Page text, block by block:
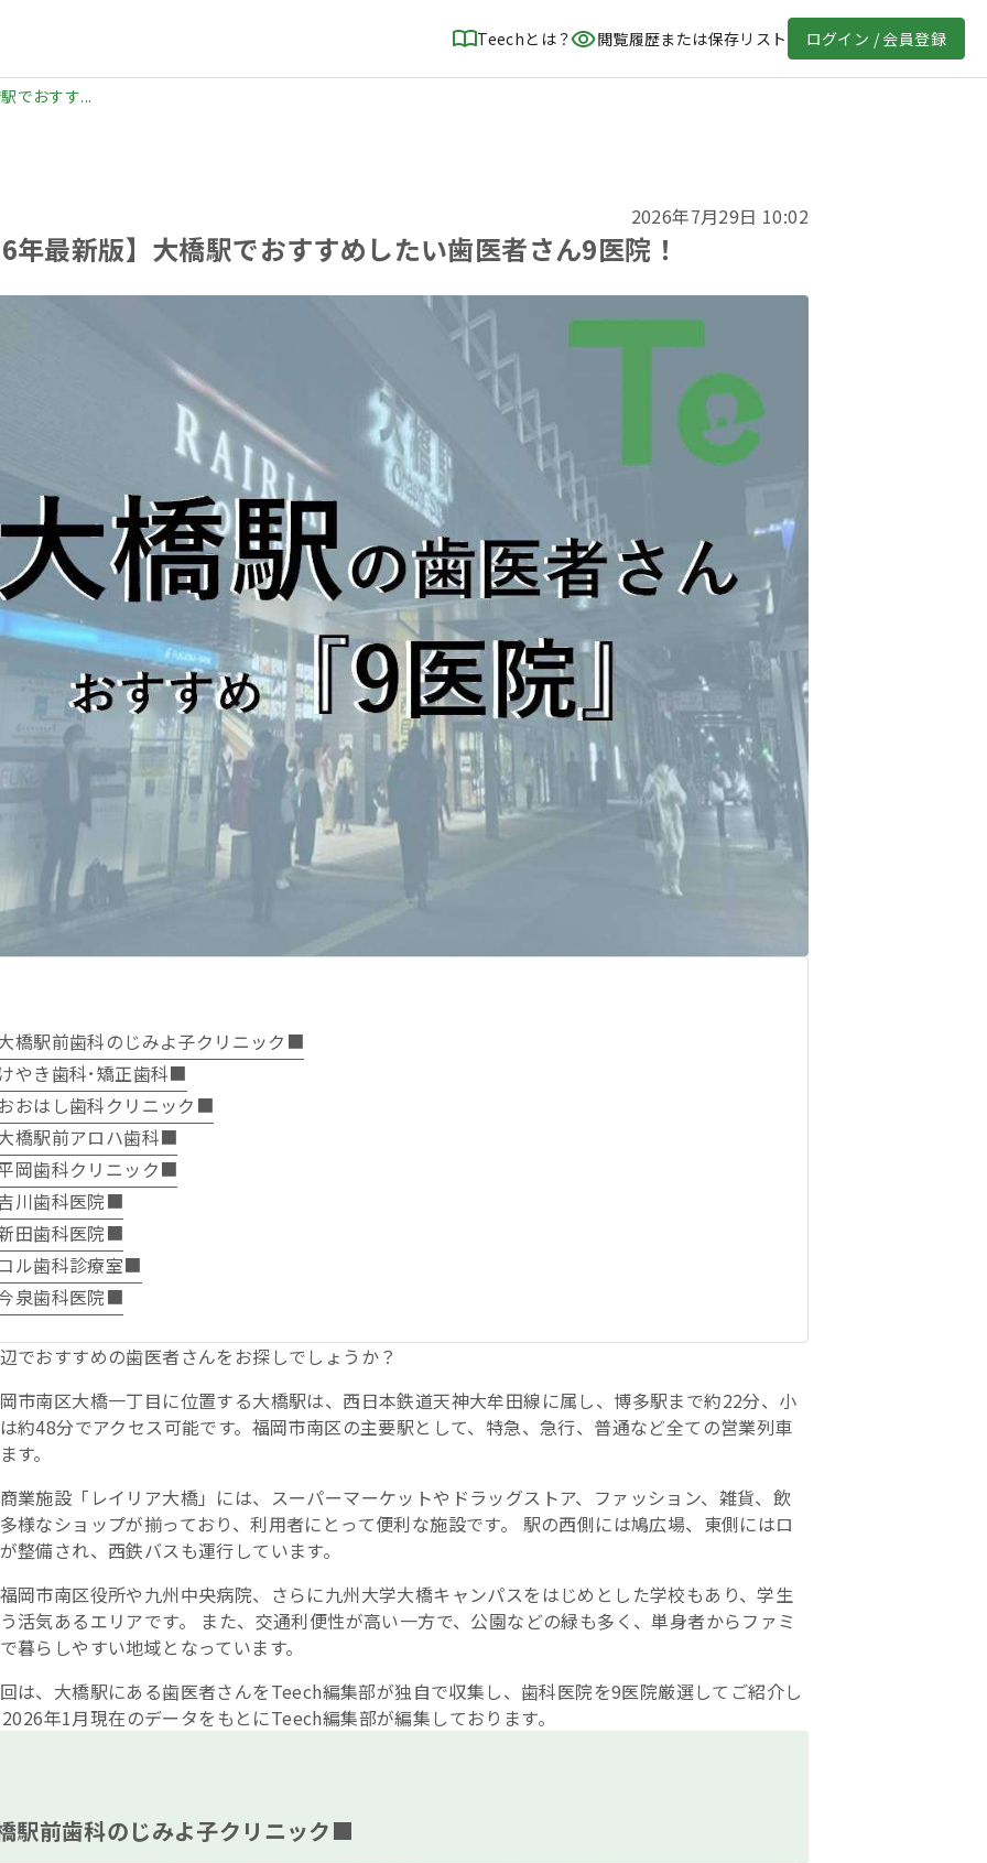
Teechとは？ 閲覧履歴または保存リスト ログイン / 会員登録
でおすす...
2026年7月29日 10:02
年最新版】大橋駅でおすすめしたい歯医者さん9医院！
橋駅前歯科のじみよ子クリニック■
やき歯科･矯正歯科■
おはし歯科クリニック■
橋駅前アロハ歯科■
岡歯科クリニック■
川歯科医院■
田歯科医院■
ル歯科診療室■
泉歯科医院■
でおすすめの歯医者さんをお探しでしょうか？
市南区大橋一丁目に位置する大橋駅は、西日本鉄道天神大牟田線に属し、博多駅まで約22分、小
約48分でアクセス可能です。福岡市南区の主要駅として、特急、急行、普通など全ての営業列車
す。
業施設「レイリア大橋」には、スーパーマーケットやドラッグストア、ファッション、雑貨、飲
様なショップが揃っており、利用者にとって便利な施設です。 駅の西側には鳩広場、東側にはロ
整備され、西鉄バスも運行しています。
岡市南区役所や九州中央病院、さらに九州大学大橋キャンパスをはじめとした学校もあり、学生
活気あるエリアです。 また、交通利便性が高い一方で、公園などの緑も多く、単身者からファミ
暮らしやすい地域となっています。
は、大橋駅にある歯医者さんをTeech編集部が独自で収集し、歯科医院を9医院厳選してご紹介し
年1月現在のデータをもとにTeech編集部が編集しております。
駅前歯科のじみよ子クリニック■